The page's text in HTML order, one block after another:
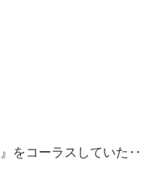
』をコーラスしていた‥